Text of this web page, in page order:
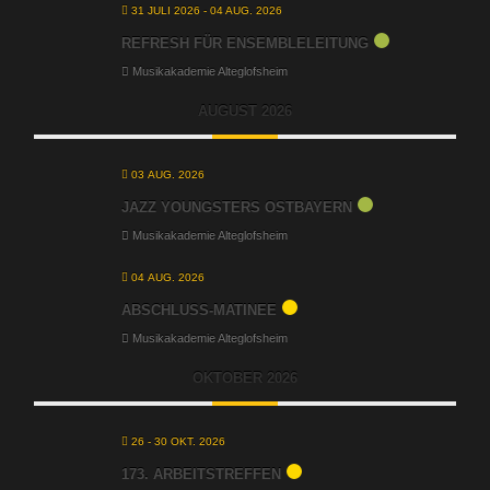
31 JULI 2026 - 04 AUG. 2026
REFRESH FÜR ENSEMBLELEITUNG
Musikakademie Alteglofsheim
AUGUST 2026
03 AUG. 2026
JAZZ YOUNGSTERS OSTBAYERN
Musikakademie Alteglofsheim
04 AUG. 2026
ABSCHLUSS-MATINEE
Musikakademie Alteglofsheim
OKTOBER 2026
26 - 30 OKT. 2026
173. ARBEITSTREFFEN